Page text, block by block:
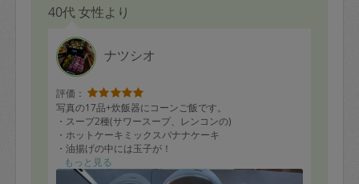
◎キャベツと豚バラの中華ダレ
◎みぞれチキン
◎チーズポテト
◎プレーンオムレツ
◎チーズポテト
◎豆腐と豚バラとレタスのしゃぶしゃぶ鍋 ゴマだれ
40代 女性より
ナツシオ
評価：
写真の17品+炊飯器にコーンご飯です。
・スープ2種(サワースープ、レンコンの)
・ホットケーキミックスバナナケーキ
・油揚げの中には玉子が！
・レンコンバター醤油
・ナスは揚げていただいたり味噌焼きにも
もっと見る